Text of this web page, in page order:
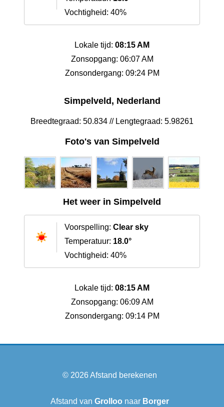
Vochtigheid: 40%
Lokale tijd: 08:15 AM
Zonsopgang: 06:07 AM
Zonsondergang: 09:24 PM
Simpelveld, Nederland
Breedtegraad: 50.834 // Lengtegraad: 5.98261
Foto's van Simpelveld
Het weer in Simpelveld
Voorspelling: Clear sky
Temperatuur: 18.0°
Vochtigheid: 40%
Lokale tijd: 08:15 AM
Zonsopgang: 06:09 AM
Zonsondergang: 09:14 PM
© 2026Afstand berekenen
Afstand van Grolloo naar Borger